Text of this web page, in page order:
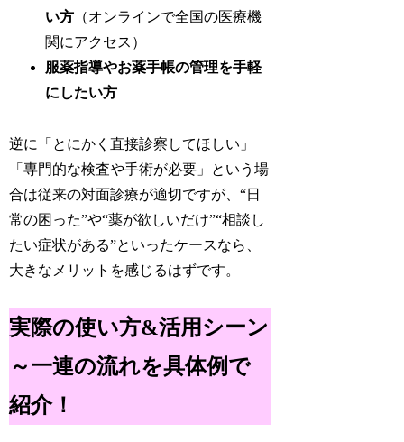
い方 （オンラインで全国の医療機
関にアクセス）
服薬指導やお薬手帳の管理を手軽
にしたい方
逆に「とにかく直接診察してほしい」
「専門的な検査や手術が必要」という場
合は従来の対面診療が適切ですが、“日
常の困った”や“薬が欲しいだけ”“相談し
たい症状がある”といったケースなら、
大きなメリットを感じるはずです。
実際の使い方&活用シーン
～一連の流れを具体例で
紹介！